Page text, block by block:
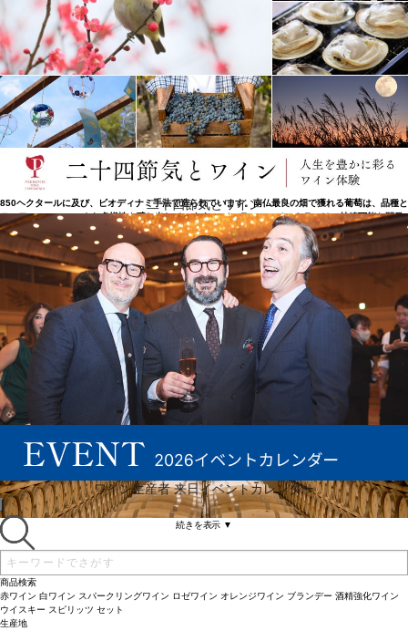
持続可能な開発への信念
南仏の最も素晴らしいテロワールにあるドメーヌを所有するジェラール・ベルトランは、世界中に
オクシタニー地方の偉大なワインを広める大使として知られています。ピレネー山脈に近い標高の
高い畑から、火山性土壌のテラス・デュ・ラルザック、地中海を望む沿岸の畑まで、ワイナリーは
850ヘクタールに及び、ビオディナミ手法で造られています。南仏最良の畑で獲れる葡萄は、品種と
テロワールのユニークな多様性を醸し出しています。 ジェラール・ベルトランは、持続可能な開発
ポリシーを採用し、ICV(Cooperative Institute for Wine)、ADEME(フランスの環境エネルギー機
関)やCNRS（フランスの国立科学研究センター）などの協力を得て、このユニークな環境を守るこ
とに専念しています。
続きを表示 ▼
二十四節気とワイン
ワイン生産者 来日イベントカレンダー
商品検索
赤ワイン 白ワイン スパークリングワイン ロゼワイン オレンジワイン ブランデー 酒精強化ワイン
ウイスキー スピリッツ セット
生産地